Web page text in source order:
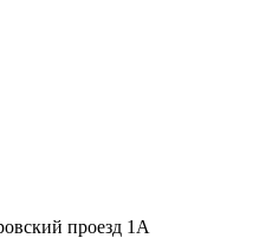
проезд 1А